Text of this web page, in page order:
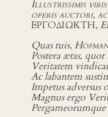
Illustrissimis viris
operis auctori,
ΕΡΓΟΔΙΩΚΤΗ,
Quas tuis,
Postera ætas,
Veritatem
Ac labantem
Impetus
Magnus ergo